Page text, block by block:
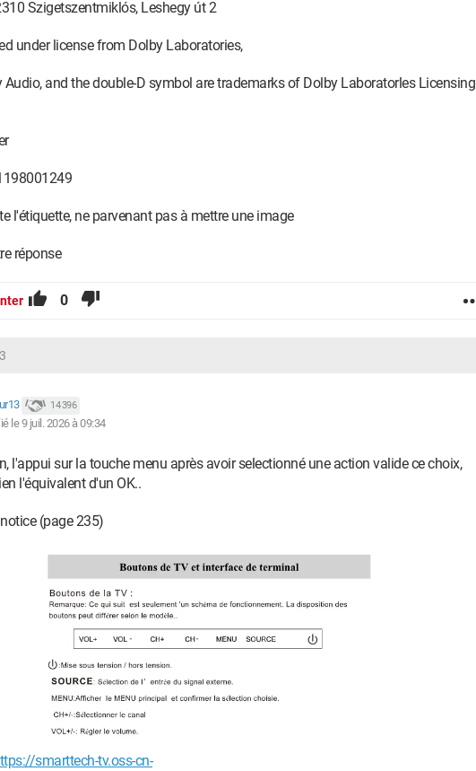
Szigetszentmiklós, Leshegy út 2
under license from Dolby Laboratories,
Audio, and the double-D symbol are trademarks of Dolby Laboratorles Licensing
l'étiquette, ne parvenant pas à mettre une image
réponse
0
14 396
le 9 juil. 2026 à 09:34
l'appui sur la touche menu après avoir selectionné une action valide ce choix,
l'équivalent d'un OK..
(page 235)
smarttech-tv.oss-cn-